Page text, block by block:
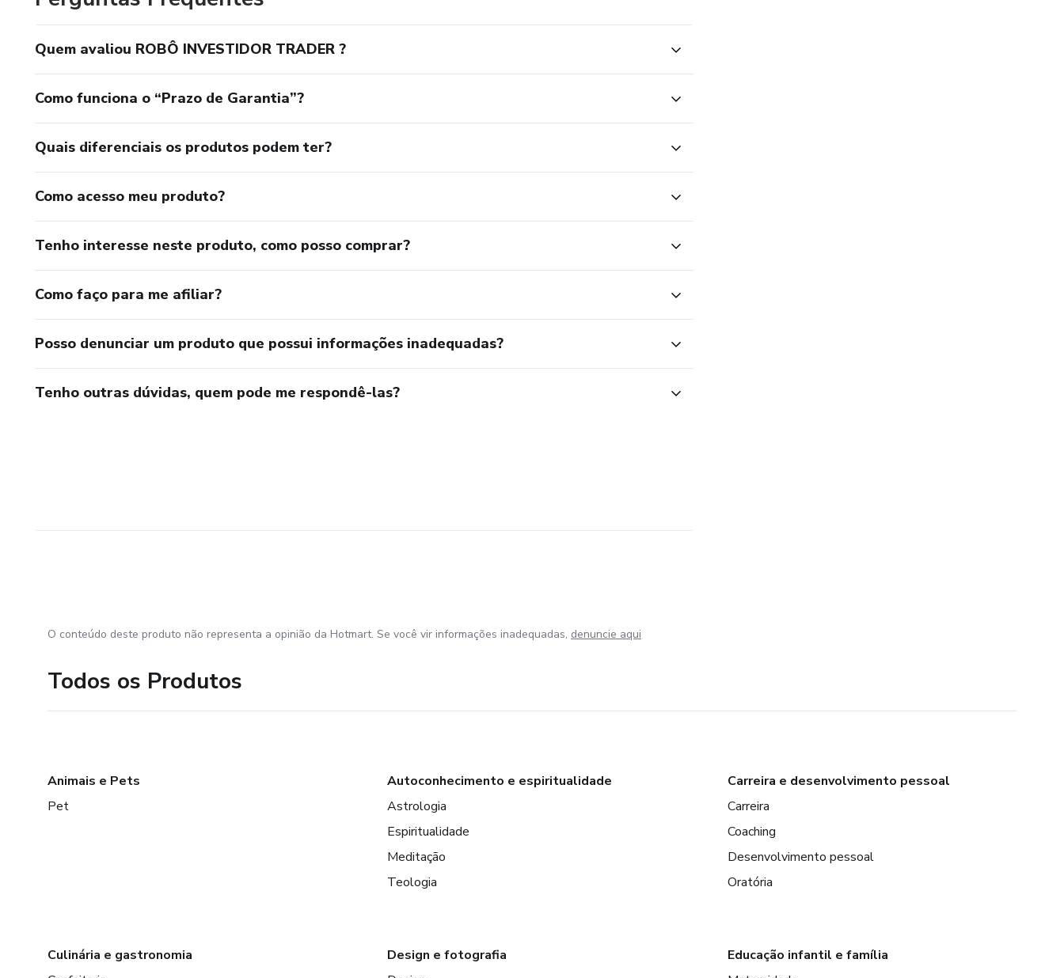
Aplicando o gerenciamento para um lucro diario de 2 a 5% e não tendo bom resultado, você tem até 7 dias depois do
Quem avaliou ROBÔ INVESTIDOR TRADER ?
Como funciona o “Prazo de Garantia”?
Quais diferenciais os produtos podem ter?
Como acesso meu produto?
Tenho interesse neste produto, como posso comprar?
Como faço para me afiliar?
Posso denunciar um produto que possui informações inadequadas?
Tenho outras dúvidas, quem pode me respondê-las?
O conteúdo deste produto não representa a opinião da Hotmart. Se você vir informações inadequadas, denuncie aqui
Todos os Produtos
Animais e Pets
Pet
Autoconhecimento e espiritualidade
Astrologia
Espiritualidade
Meditação
Teologia
Carreira e desenvolvimento pessoal
Carreira
Coaching
Desenvolvimento pessoal
Oratória
Culinária e gastronomia
Design e fotografia
Educação infantil e família